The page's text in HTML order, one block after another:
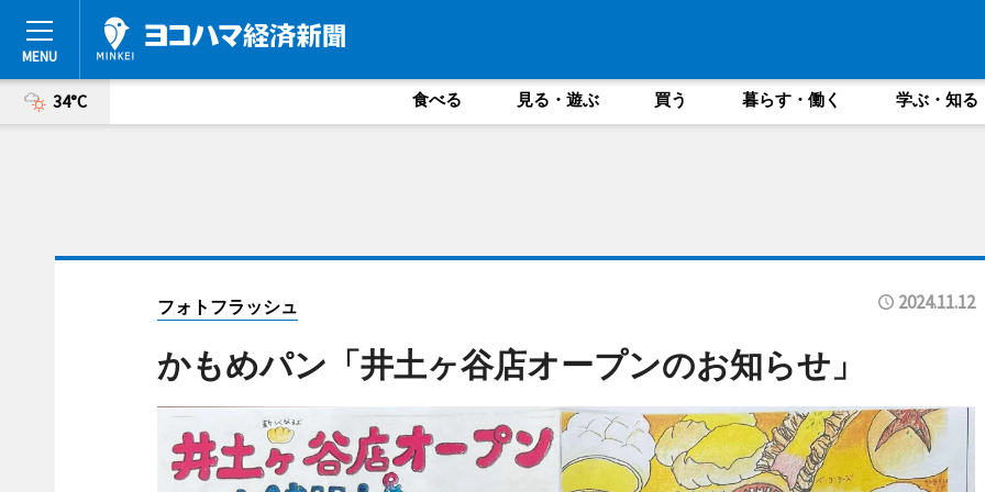
34°C 食べる 見る・遊ぶ 買う 暮らす・働く 学ぶ・知る
フォトフラッシュ 2024.11.12
かもめパン「井土ヶ谷店オープンのお知らせ」